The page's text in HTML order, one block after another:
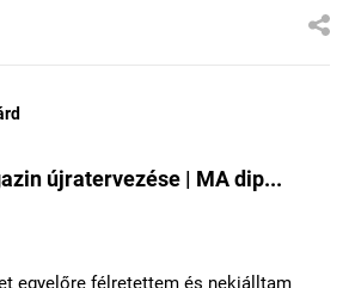
újratervezése | MA dip...
egyelőre félretettem és nekiálltam